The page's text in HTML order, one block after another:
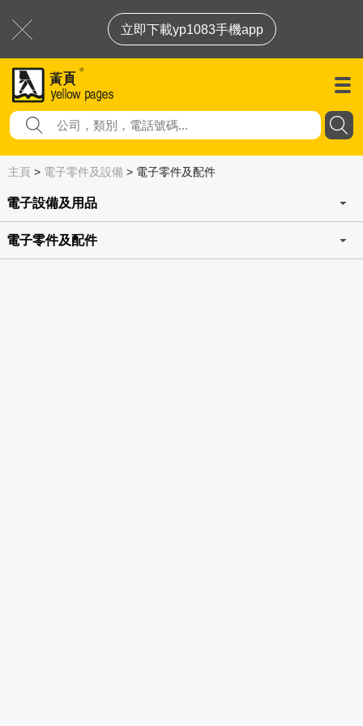
立即下載yp1083手機app
主頁 > 電子零件及設備 > 電子零件及配件
電子設備及用品
電子零件及配件